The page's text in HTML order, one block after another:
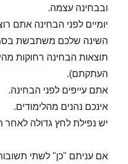
ובבחינה עצמה.
יומיים לפני הבחינה אתם
השינה שלכם משתבשת
תוצאות הבחינה רחוקות
העתקתם).
אתם עייפים לפני הבחינה.
אינכם נהנים מהלימודים.
יש נפילת לחץ גדולה לאחר
אם עניתם "כן" לשתי